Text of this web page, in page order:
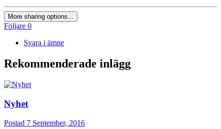
More sharing options...
Följare 0
Svara i ämne
Rekommenderade inlägg
Nyhet
Postad 7 September, 2016